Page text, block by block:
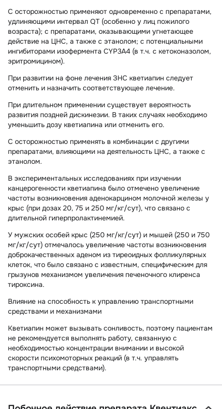
С осторожностью применяют одновременно с препаратами,
удлиняющими интервал QT (особенно у лиц пожилого
возраста); с препаратами, оказывающими угнетающее
действие на ЦНС, а также с этанолом; с потенциальными
ингибиторами изофермента CYP3A4 (в т.ч. с кетоконазолом,
эритромицином).
При развитии на фоне лечения ЗНС кветиапин следует
отменить и назначить соответствующее лечение.
При длительном применении существует вероятность
развития поздней дискинезии. В таких случаях необходимо
уменьшить дозу кветиапина или отменить его.
С осторожностью применять в комбинации с другими
препаратами, влияющими на деятельность ЦНС, а также с
этанолом.
В экспериментальных исследованиях при изучении
канцерогенности кветиапина было отмечено увеличение
частоты возникновения аденокарцином молочной железы у
крыс (при дозах 20, 75 и 250 мг/кг/сут), что связано с
длительной гиперпролактинемией.
У мужских особей крыс (250 мг/кг/сут) и мышей (250 и 750
мг/кг/сут) отмечалось увеличение частоты возникновения
доброкачественных аденом из тиреоидных фолликулярных
клеток, что было связано с известным, специфическим для
грызунов механизмом увеличения печеночного клиренса
тироксина.
Влияние на способность к управлению транспортными
средствами и механизмами
Кветиапин может вызывать сонливость, поэтому пациентам
не рекомендуется выполнять работу, связанную с
необходимостью концентрации внимании и высокой
скорости психомоторных реакций (в т.ч. управлять
транспортными средствами).